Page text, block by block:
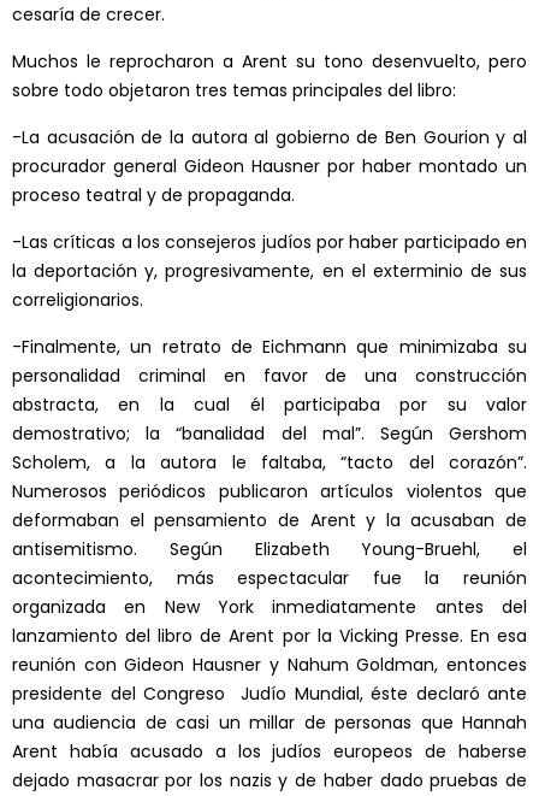
cesaría de crecer.
Muchos le reprocharon a Arent su tono desenvuelto, pero
sobre todo objetaron tres temas principales del libro:
-La acusación de la autora al gobierno de Ben Gourion y al
procurador general Gideon Hausner por haber montado un
proceso teatral y de propaganda.
-Las críticas a los consejeros judíos por haber participado en
la deportación y, progresivamente, en el exterminio de sus
correligionarios.
-Finalmente, un retrato de Eichmann que minimizaba su
personalidad criminal en favor de una construcción
abstracta, en la cual él participaba por su valor
demostrativo; la “banalidad del mal”. Según Gershom
Scholem, a la autora le faltaba, “tacto del corazón”.
Numerosos periódicos publicaron artículos violentos que
deformaban el pensamiento de Arent y la acusaban de
antisemitismo. Según Elizabeth Young-Bruehl, el
acontecimiento, más espectacular fue la reunión
organizada en New York inmediatamente antes del
lanzamiento del libro de Arent por la Vicking Presse. En esa
reunión con Gideon Hausner y Nahum Goldman, entonces
presidente del Congreso Judío Mundial, éste declaró ante
una audiencia de casi un millar de personas que Hannah
Arent había acusado a los judíos europeos de haberse
dejado masacrar por los nazis y de haber dado pruebas de